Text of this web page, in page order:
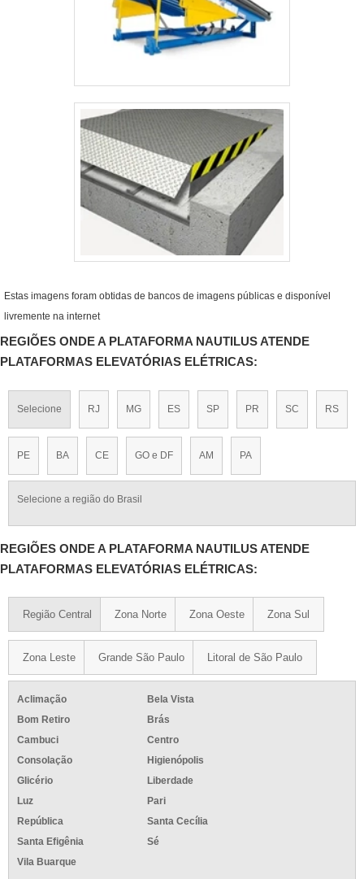
Estas imagens foram obtidas de bancos de imagens públicas e disponível
livremente na internet
REGIÕES ONDE A PLATAFORMA NAUTILUS ATENDE
PLATAFORMAS ELEVATÓRIAS ELÉTRICAS:
Selecione RJ MG ES SP PR SC RS
PE BA CE GO e DF AM PA
Selecione a região do Brasil
REGIÕES ONDE A PLATAFORMA NAUTILUS ATENDE
PLATAFORMAS ELEVATÓRIAS ELÉTRICAS:
Região Central Zona Norte Zona Oeste Zona Sul
Zona Leste Grande São Paulo Litoral de São Paulo
Aclimação
Bela Vista
Bom Retiro
Brás
Cambuci
Centro
Consolação
Higienópolis
Glicério
Liberdade
Luz
Pari
República
Santa Cecília
Santa Efigênia
Sé
Vila Buarque